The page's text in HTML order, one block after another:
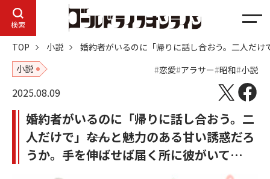
検索
メ
ュ
ー
TOP 小説
婚約者がいるのに「帰りに話し合おう。二人だけ
小説
恋愛 アラサー 昭和 小説
2025.08.09
婚約者がいるのに「帰りに話し合おう。二
人だけで」――なんと魅力のある甘い誘惑だろ
うか。手を伸ばせば届く所に彼がいて…